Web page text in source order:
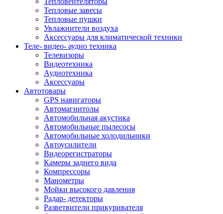
Тепловые завесы
Тепловые пушки
Увлажнители воздуха
Аксессуары для климатической техники
Теле- видео- аудио техника
Телевизоры
Видеотехника
Аудиотехника
Аксессуары
Автотовары
GPS навигаторы
Автомагнитолы
Автомобильная акустика
Автомобильные пылесосы
Автомобильные холодильники
Автоусилители
Видеорегистраторы
Камеры заднего вида
Компрессоры
Манометры
Мойки высокого давления
Радар- детекторы
Разветвители прикуривателя